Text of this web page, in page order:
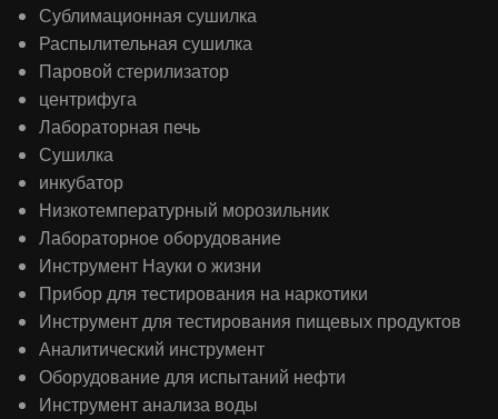
Сублимационная сушилка
Распылительная сушилка
Паровой стерилизатор
центрифуга
Лабораторная печь
Сушилка
инкубатор
Низкотемпературный морозильник
Лабораторное оборудование
Инструмент Науки о жизни
Прибор для тестирования на наркотики
Инструмент для тестирования пищевых продуктов
Аналитический инструмент
Оборудование для испытаний нефти
Инструмент анализа воды